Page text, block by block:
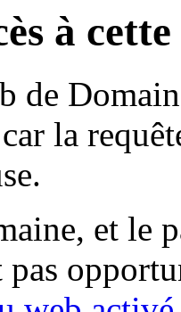
à
de
la
et le
pas